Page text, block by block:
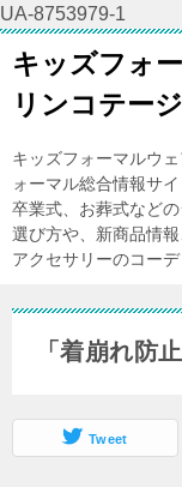
UA-8753979-1
キッズフォ
リンコテー
キッズフォーマルウ
ォーマル総合情報サ
卒業式、お葬式など
選び方や、新商品情
アクセサリーのコー
「着崩れ防
Tweet